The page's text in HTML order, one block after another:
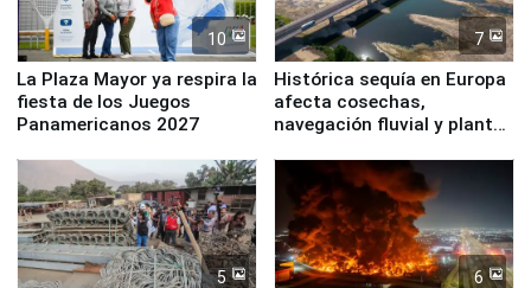
10
La Plaza Mayor ya respira la
fiesta de los Juegos
Panamericanos 2027
7
Histórica sequía en Europa
afecta cosechas,
navegación fluvial y plantas
5 6